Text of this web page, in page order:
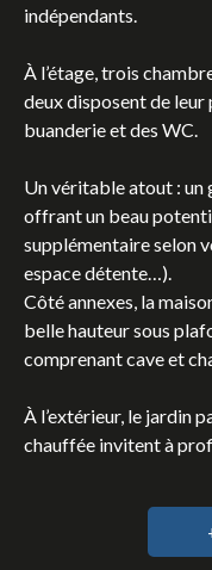
indépendants.
À l’étage, trois
deux disposent de leur
buanderie et des WC.
Un véritable atout : un
offrant un beau
supplémentaire selon
espace détente…).
Côté annexes, la
belle hauteur sous
comprenant cave et
À l’extérieur, le jardin
chauffée invitent à